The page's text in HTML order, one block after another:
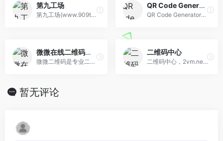
第九工场
第九工场(www.909th.com)是模板丰富的艺术二维码生成器，用户可一键将黑白二维码、 网址、文字等美化为漂亮的艺术二维码，能有效提升用户扫码兴趣增加粉丝量。提供二维码生成、二维码扫描、二维码解码、二维码制作、创意二维码、动态二维码、立体二维码、3D二维码、彩色二维码、二维码红包等设计服务
QR Code Generator
QR Code Generator免费在线创建二维码，二维码是一种由黑白像素图案组成的二维条码，可以对多达几百个字符进行编码。当今的智能手机和平板电脑能够快速识别和解 码二维码。QR指的就是Quick Response（快速响应
微微在线二维码生成器
微微二维码是专业二维码制作服务商，提供视频音频二维码生成、图片文件二维码制作、二维码表单登记系统、二维码管理系统，广泛应用于：产品宣传、企业展示、旅游、教育培训、建筑施工、生产制造、医疗卫生等领域。
二维码中心
二维码中心，2vm.net.cn，是国内专业二维码服务提供商，专注于产品二维码，发票二维码，企业二维码，证书二维码，名片二维码，多码合一，视频二维码，图片二维码等各类二维码在线生成，应用及管理系统，是国内开放的二维码应用开发平台。二维码中心提供二维码生成，二维码管理，二维码发布、二维码展示、二维码搜索，二维码应用，二维码咨询全方位二维 码服务等。
暂无评论